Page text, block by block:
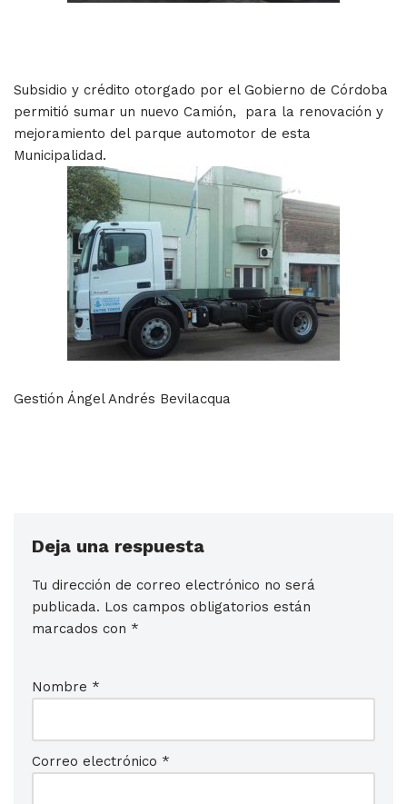
Subsidio y crédito otorgado por el Gobierno de Córdoba
permitió sumar un nuevo Camión, para la renovación y
mejoramiento del parque automotor de esta
Municipalidad.
Gestión Ángel Andrés Bevilacqua
Deja una respuesta
Tu dirección de correo electrónico no será
publicada. Los campos obligatorios están
marcados con *
Nombre *
Correo electrónico *